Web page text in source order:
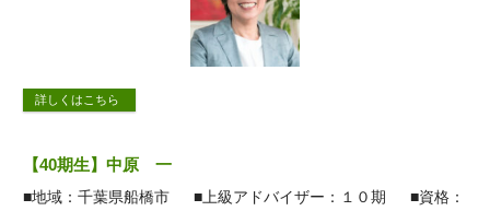
詳しくはこちら
【40期生】中原 一
■地域：千葉県船橋市 ■上級アドバイザー：１０期 ■資格：